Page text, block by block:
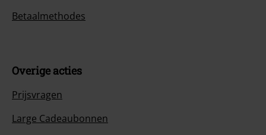
Betaalmethodes
Overige acties
Prijsvragen
Large Cadeaubonnen